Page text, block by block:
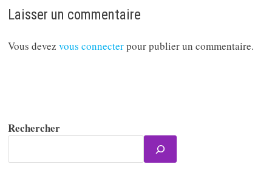
Laisser un commentaire
Vous devezvous connecterpour publier un commentaire.
Rechercher